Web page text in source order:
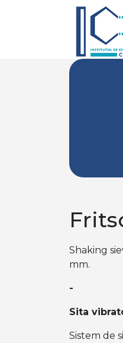
Shaking
mm.
-
Sita
Sistem de